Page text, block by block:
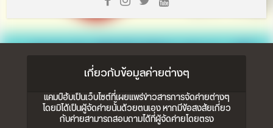
เกี่ยวกับข้อมูลค่ายต่างๆ
แคมป์ฮับเป็นเว็บไซต์ที่เผยแพร่ข่าวสารการจัดค่ายต่างๆ
โดยมิได้เป็นผู้จัดค่ายนั้นด้วยตนเอง หากมีข้อสงสัยเกี่ยว
กับค่ายสามารถสอบถามได้ที่ผู้จัดค่ายโดยตรง